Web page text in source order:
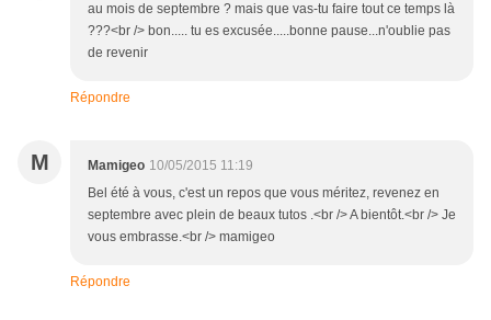
au mois de septembre ? mais que vas-tu faire tout ce temps là
???<br /> bon..... tu es excusée.....bonne pause...n'oublie pas
de revenir
Répondre
M Mamigeo 10/05/2015 11:19
Bel été à vous, c'est un repos que vous méritez, revenez en
septembre avec plein de beaux tutos .<br /> A bientôt.<br /> Je
vous embrasse.<br /> mamigeo
Répondre